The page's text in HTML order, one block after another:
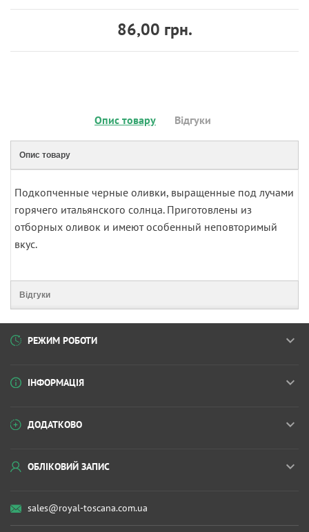
86,00 грн.
Опис товару Відгуки
Опис товару
Подкопченные черные оливки, выращенные под лучами
горячего итальянского солнца. Приготовлены из
отборных оливок и имеют особенный неповторимый
вкус.
Відгуки
РЕЖИМ РОБОТИ
ІНФОРМАЦІЯ
ДОДАТКОВО
ОБЛІКОВИЙ ЗАПИС
sales@royal-toscana.com.ua